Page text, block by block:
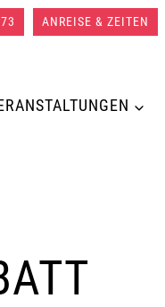
ANREISE & ZEITEN